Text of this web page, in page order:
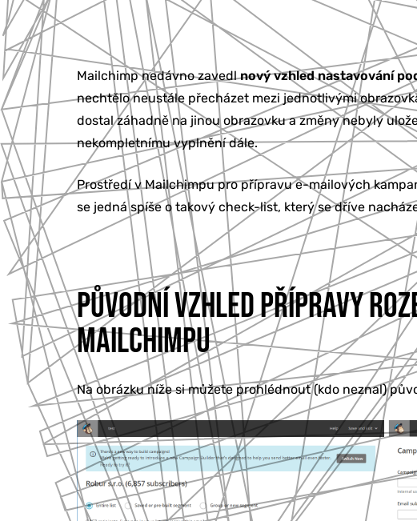
Mailchimp nedávno zavedlnový vzhled nastavování
nechtělo neustále přecházet mezi jednotlivými
dostal záhadně na jinou obrazovku a změny nebyly
nekompletnímu vyplnění dále.
Prostředí v Mailchimpu pro přípravu e-mailových
se jedná spíše o takový check-list, který se dříve
PŮVODNÍ VZHLED PŘÍPRAVY
MAILCHIMPU
Na obrázku níže si můžete prohlédnout (kdo neznal)